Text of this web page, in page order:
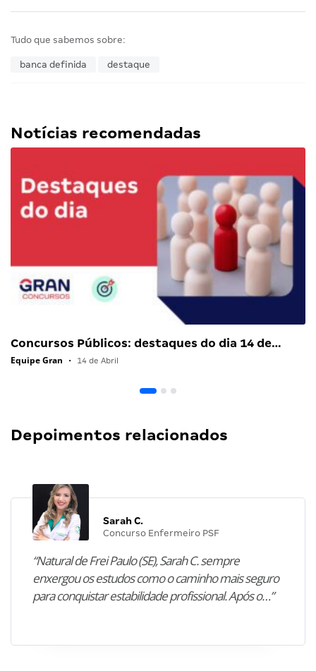
Tudo que sabemos sobre:
banca definida destaque
Notícias recomendadas
Concursos Públicos: destaques do dia 14 de…
Equipe Gran • 14 de Abril
Depoimentos relacionados
Sarah C.
Concurso Enfermeiro PSF
“Natural de Frei Paulo (SE), Sarah C. sempre
enxergou os estudos como o caminho mais seguro
para conquistar estabilidade profissional. Após o…”